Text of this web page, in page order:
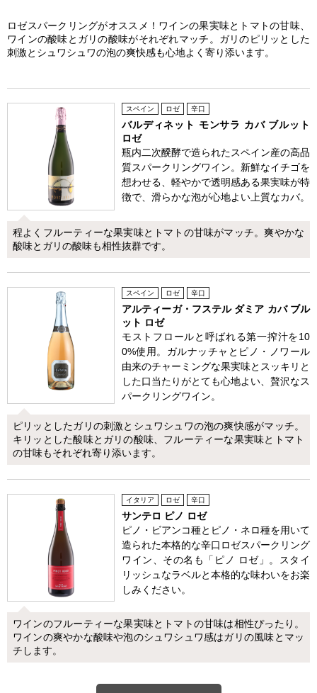
ロゼスパークリングがオススメ！ワインの果実味とトマトの甘味、
ワインの酸味とガリの酸味がそれぞれマッチ。ガリのピリッとした
刺激とシュワシュワの泡の爽快感も心地よく寄り添います。
スペイン ロゼ 辛口
バルディネット モンサラ カバ ブルット
ロゼ
瓶内二次醗酵で造られたスペイン産の高品
質スパークリングワイン。新鮮なイチゴを
想わせる、軽やかで透明感ある果実味が特
徴で、滑らかな泡が心地よい上質なカバ。
程よくフルーティーな果実味とトマトの甘味がマッチ。爽やかな
酸味とガリの酸味も相性抜群です。
スペイン ロゼ 辛口
アルティーガ・フステル ダミア カバ ブル
ット ロゼ
モストフロールと呼ばれる第一搾汁を10
0%使用。ガルナッチャとピノ・ノワール
由来のチャーミングな果実味とスッキリと
した口当たりがとても心地よい、贅沢なス
パークリングワイン。
ピリッとしたガリの刺激とシュワシュワの泡の爽快感がマッチ。
キリッとした酸味とガリの酸味、フルーティーな果実味とトマト
の甘味もそれぞれ寄り添います。
イタリア ロゼ 辛口
サンテロ ピノ ロゼ
ピノ・ビアンコ種とピノ・ネロ種を用いて
造られた本格的な辛口ロゼスパークリング
ワイン、その名も「ピノ ロゼ」。スタイ
リッシュなラベルと本格的な味わいをお楽
しみください。
ワインのフルーティーな果実味とトマトの甘味は相性ぴったり。
ワインの爽やかな酸味や泡のシュワシュワ感はガリの風味とマッ
チします。